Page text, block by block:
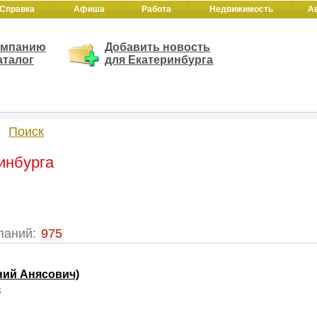
Афиша Работа Недвижимость
Добавить новость
для Екатеринбурга
Поиск
975
Анясович)